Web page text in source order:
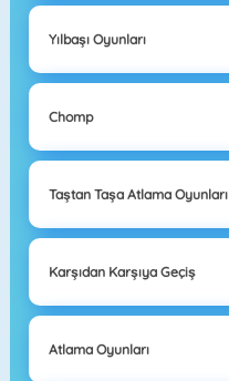
Yılbaşı Oyunları
Chomp
Taştan Taşa Atlama Oyunları
Karşıdan Karşıya Geçiş
Atlama Oyunları